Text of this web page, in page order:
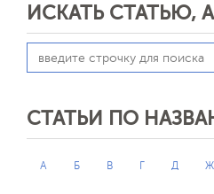
ИСКАТЬ СТАТЬЮ,
СТАТЬИ ПО
А Б В Г Д Ж